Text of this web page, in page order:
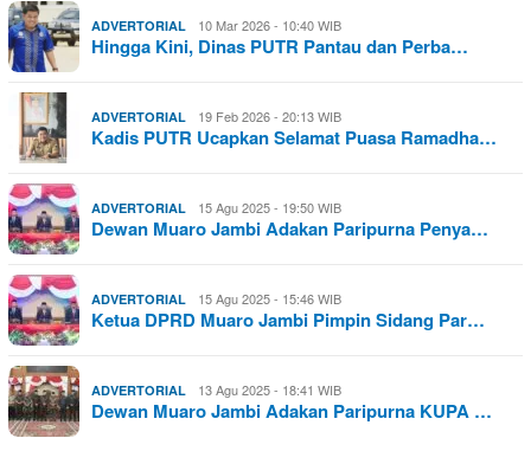
ADVERTORIAL 10 Mar 2026 - 10:40 WIB
Hingga Kini, Dinas PUTR Pantau dan Perba…
ADVERTORIAL 19 Feb 2026 - 20:13 WIB
Kadis PUTR Ucapkan Selamat Puasa Ramadha…
ADVERTORIAL 15 Agu 2025 - 19:50 WIB
Dewan Muaro Jambi Adakan Paripurna Penya…
ADVERTORIAL 15 Agu 2025 - 15:46 WIB
Ketua DPRD Muaro Jambi Pimpin Sidang Par…
ADVERTORIAL 13 Agu 2025 - 18:41 WIB
Dewan Muaro Jambi Adakan Paripurna KUPA …